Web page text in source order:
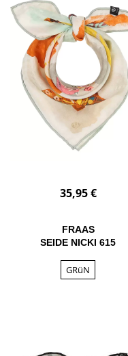
35,95 €
FRAAS
SEIDE NICKI 615
GRüN